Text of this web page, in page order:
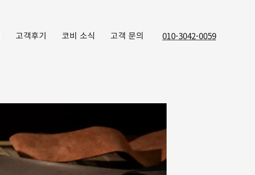
고객후기 코비 소식 고객 문의 010-3042-0059